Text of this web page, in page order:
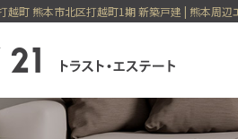
町 熊本市北区打越町1期 新築戸建 | 熊本周辺エ